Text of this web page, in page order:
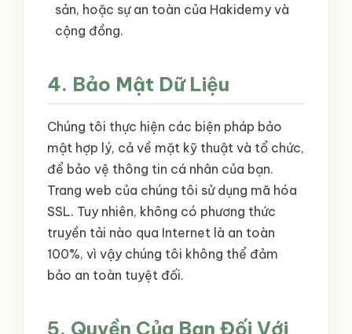
sản, hoặc sự an toàn của Hakidemy và
cộng đồng.
4. Bảo Mật Dữ Liệu
Chúng tôi thực hiện các biện pháp bảo
mật hợp lý, cả về mặt kỹ thuật và tổ chức,
để bảo vệ thông tin cá nhân của bạn.
Trang web của chúng tôi sử dụng mã hóa
SSL. Tuy nhiên, không có phương thức
truyền tải nào qua Internet là an toàn
100%, vì vậy chúng tôi không thể đảm
bảo an toàn tuyệt đối.
5. Quyền Của Bạn Đối Với